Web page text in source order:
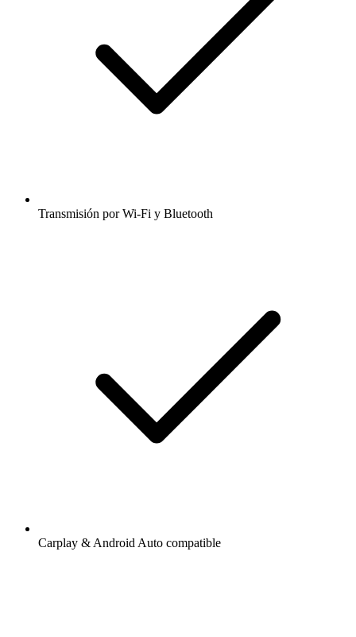
Transmisión por Wi-Fi y Bluetooth
Carplay & Android Auto compatible